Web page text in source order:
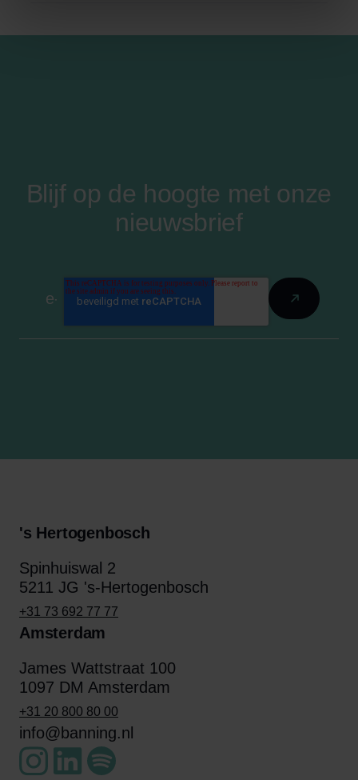
Blijf op de hoogte met onze
nieuwsbrief
's Hertogenbosch
Spinhuiswal 2
5211 JG 's-Hertogenbosch
+31 73 692 77 77
Amsterdam
James Wattstraat 100
1097 DM Amsterdam
+31 20 800 80 00
info@banning.nl